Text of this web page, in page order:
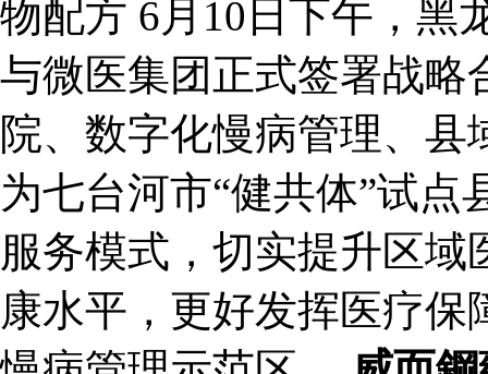
物配方 6月10日下午，黑
与微医集团正式签署战略
院、数字化慢病管理、
为七台河市“健共体”试点
服务模式，切实提升区
康水平，更好发挥医疗